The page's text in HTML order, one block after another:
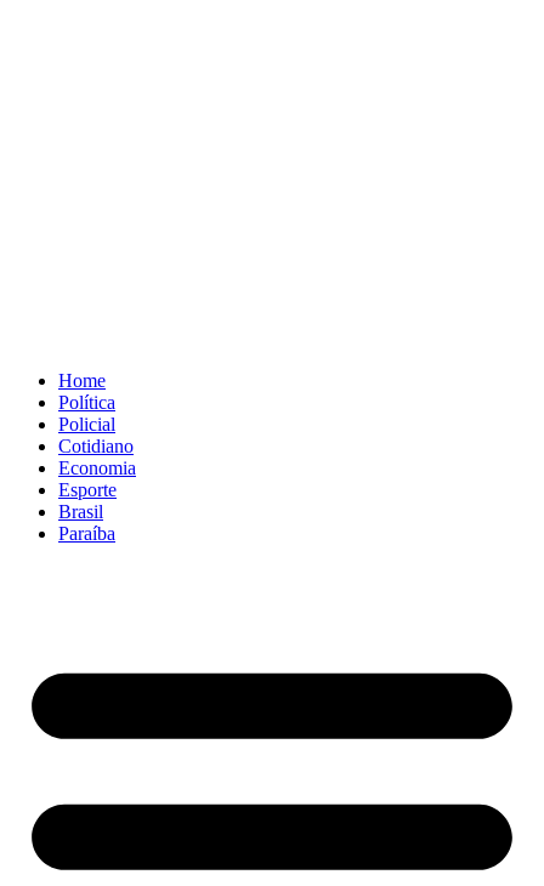
Home
Política
Policial
Cotidiano
Economia
Esporte
Brasil
Paraíba